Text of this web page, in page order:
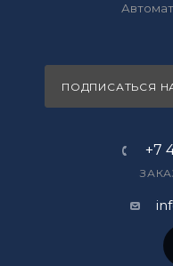
ПОДПИСАТЬСЯ
+7